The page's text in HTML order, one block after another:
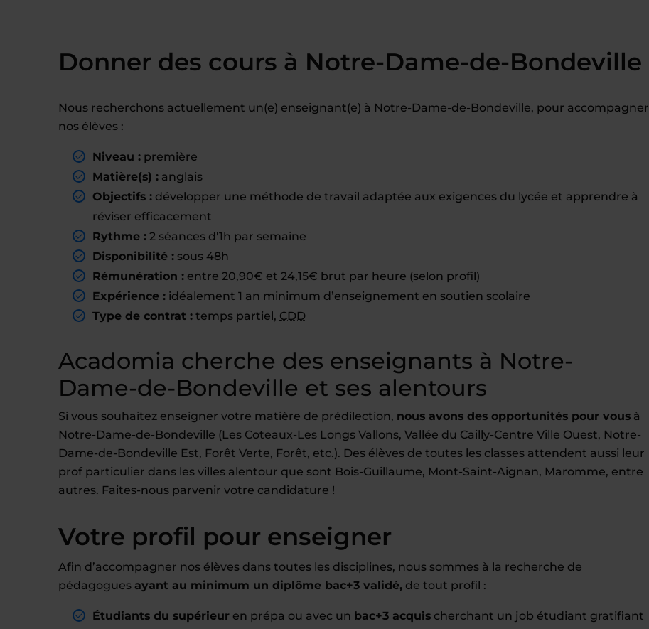
Donner des cours à Notre-Dame-de-Bondeville
Nous recherchons actuellement un(e) enseignant(e) à Notre-Dame-de-Bondeville, pour accompagner
nos élèves :
Niveau : première
Matière(s) : anglais
Objectifs : développer une méthode de travail adaptée aux exigences du lycée et apprendre à
réviser efficacement
Rythme : 2 séances d'1h par semaine
Disponibilité : sous 48h
Rémunération : entre 20,90€ et 24,15€ brut par heure (selon profil)
Expérience : idéalement 1 an minimum d’enseignement en soutien scolaire
Type de contrat : temps partiel, CDD
Acadomia cherche des enseignants à Notre-
Dame-de-Bondeville et ses alentours
Si vous souhaitez enseigner votre matière de prédilection, nous avons des opportunités pour vous à
Notre-Dame-de-Bondeville (Les Coteaux-Les Longs Vallons, Vallée du Cailly-Centre Ville Ouest, Notre-
Dame-de-Bondeville Est, Forêt Verte, Forêt, etc.). Des élèves de toutes les classes attendent aussi leur
prof particulier dans les villes alentour que sont Bois-Guillaume, Mont-Saint-Aignan, Maromme, entre
autres. Faites-nous parvenir votre candidature !
Votre profil pour enseigner
Afin d’accompagner nos élèves dans toutes les disciplines, nous sommes à la recherche de
pédagogues ayant au minimum un diplôme bac+3 validé, de tout profil :
Étudiants du supérieur en prépa ou avec un bac+3 acquis cherchant un job étudiant gratifiant